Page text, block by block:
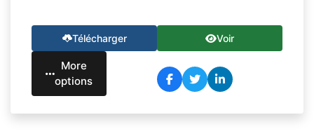
Télécharger Voir
More
options